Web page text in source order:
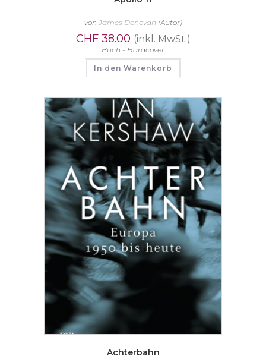
von James Donovan (Autor)
CHF38.00 (inkl. MwSt.)
Buch - Hardcover
In den Warenkorb
Achterbahn